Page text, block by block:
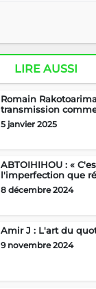
LIRE AUSSI
Romain
transmission
5 janvier 2025
ABTOIHIHOU : «
l'imperfection que
8 décembre 2024
Amir J : L'art du
9 novembre 2024